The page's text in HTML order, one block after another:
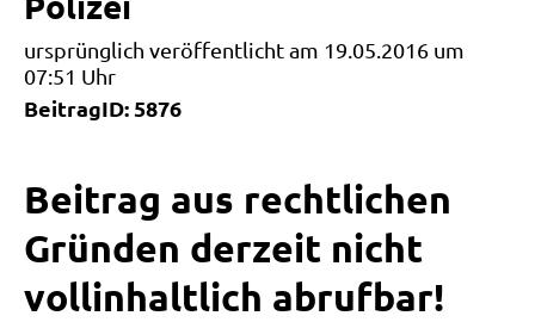
ursprünglich veröffentlicht am 19.05.2016 um
07:51 Uhr
BeitragID: 5876
Beitrag aus rechtlichen
Gründen derzeit nicht
vollinhaltlich abrufbar!